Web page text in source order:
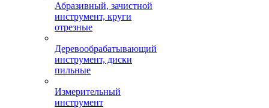
Абразивный, зачистной
инструмент, круги
отрезные
Деревообрабатывающий
инструмент, диски
пильные
Измерительный
инструмент